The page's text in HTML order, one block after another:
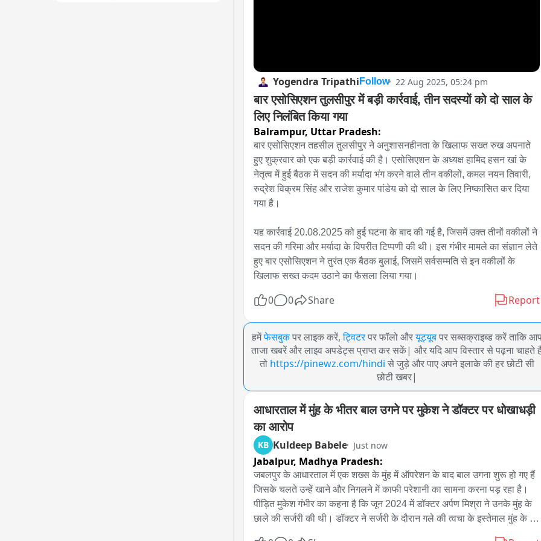
Yogendra Tripathi Follow 22 Aug 2025, 05:24 pm
बार एसोसिएशन तुलसीपुर में बड़ी कार्रवाई, तीन सदस्यों को दो साल के
लिए निलंबित किया गया
Balrampur, Uttar Pradesh:
बार एसोसिएशन तहसील तुलसीपुर ने अनुशासनहीनता के खिलाफ सख्त रुख अपनाते
हुए शुक्रवार को एक बड़ी कार्रवाई की है। एसोसिएशन के अध्यक्ष हामिद हसन खां के
नेतृत्व में हुई बैठक में सदन की मर्यादा भंग करने वाले तीन वकीलों, कमल नयन तिवारी,
रुद्रेश विक्रम सिंह और राजेश कुमार पांडेय को दो साल के लिए निष्कासित कर दिया
गया है।
​यह कार्रवाई 20.08.2025 को हुई घटना के बाद की गई है, जिसमें उक्त तीनों वकीलों ने
सदन की गरिमा और मर्यादा के विपरीत टिप्पणी की थी। इस गंभीर मामले का संज्ञान लेते
हुए बार एसोसिएशन ने तुरंत एक बैठक बुलाई, जिसमें सर्वसम्मति से इन वकीलों के
खिलाफ सख्त कदम उठाने का फैसला लिया गया।
0 0 Share Report
हमेंफेसबुक पर लाइक करें, ट्विटर पर फॉलो औरयूट्यूब पर सब्सक्राइब्ड करें ताकि
ताजा खबरें और लाइव अपडेट्स प्राप्त कर सकें| और यदि आप विस्तार से पढ़ना चाहते
तो https://pinewz.com/hindi से जुड़े और पाए अपने इलाके की हर छोटी सी
छोटी खबर|
आधारताल में मुंह के भीतर बाल उगने पर मुकेश ने डॉक्टर पर धोखाधड़ी
का आरोप
KB Kuldeep Babele Just now
Jabalpur, Madhya Pradesh:
जबलपुर के आधारताल में एक शख्स के मुंह में ऑपरेशन के बाद बाल उगना शुरू हो गए हैं
जिसके चलते उन्हें खाने और निगलने में काफी परेशानी का सामना करना पड़ रहा है।
पीड़ित मुकेश गंभीर का कहना है कि जून 2024 में डॉक्टर अर्पण मिश्रा ने उनके मुंह के
छाले की सर्जरी की थी। डॉक्टर ने सर्जरी के दौरान गले की त्वचा के इस्तेमाल मुंह के